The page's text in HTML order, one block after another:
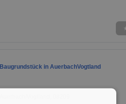
Baugrundstück in AuerbachVogtland